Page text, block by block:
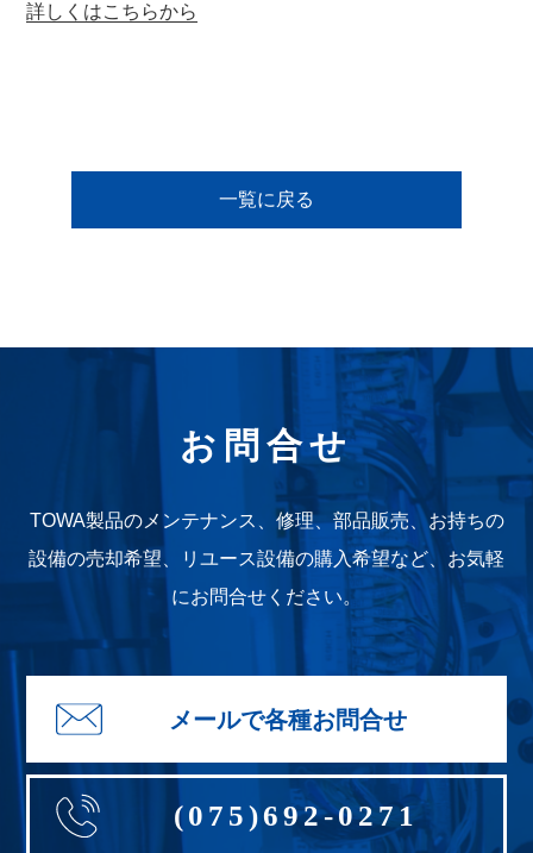
その他お問合せ
(075)692-0271
詳しくはこちらから
一覧に戻る
お問合せ
TOWA製品のメンテナンス、修理、部品販売、お持ちの
設備の売却希望、
リユース設備の購入希望など、お気軽
にお問合せください。
メールで各種お問合せ
(075)692-0271